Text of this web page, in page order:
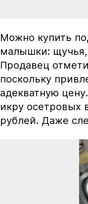
Можно купить
малышки: щучья,
Продавец
поскольку
адекватную
икру осетровых
рублей. Даже